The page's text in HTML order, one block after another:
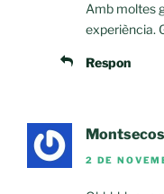
Amb moltes
experiència.
Respon
2 DE